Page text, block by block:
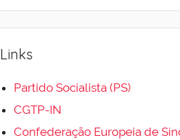
Links
Partido Socialista (PS)
CGTP-IN
Confederação Europeia de